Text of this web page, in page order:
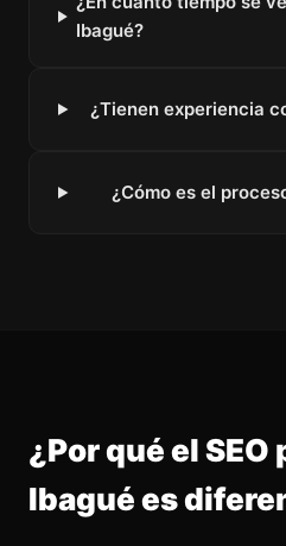
Ibagué?
¿Tienen experiencia
¿Cómo es el
¿Por qué el SEO
Ibagué es